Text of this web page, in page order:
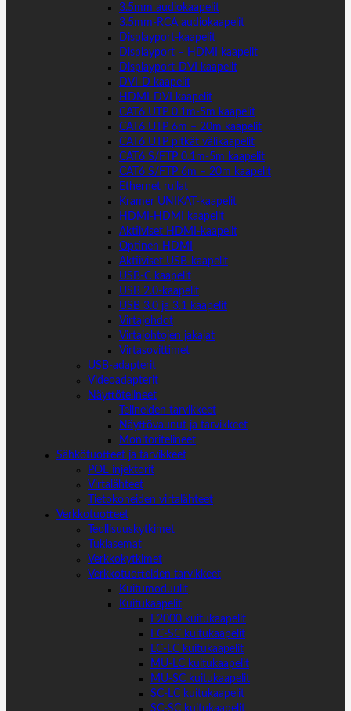
3.5mm audiokaapelit
3.5mm-RCA audiokaapelit
Displayport-kaapelit
Displayport – HDMI kaapelit
Displayport-DVI kaapelit
DVI-D kaapelit
HDMI-DVI kaapelit
CAT6 UTP 0.1m-5m kaapelit
CAT6 UTP 6m – 20m kaapelit
CAT6 UTP pitkät välikaapelit
CAT6 S/FTP 0.1m-5m kaapelit
CAT6 S/FTP 6m – 20m kaapelit
Ethernet rullat
Kramer UNIKAT-kaapelit
HDMI-HDMI kaapelit
Aktiiviset HDMI-kaapelit
Optinen HDMI
Aktiiviset USB-kaapelit
USB-C kaapelit
USB 2.0-kaapelit
USB 3.0 ja 3.1 kaapelit
Virtajohdot
Virtajohtojen jakajat
Virtasovittimet
USB-adapterit
Videoadapterit
Näyttötelineet
Telineiden tarvikkeet
Näyttövaunut ja tarvikkeet
Monitoritelineet
Sähkötuotteet ja tarvikkeet
POE injektorit
Virtalähteet
Tietokoneiden virtalähteet
Verkkotuotteet
Teollisuuskytkimet
Tukiasemat
Verkkokytkimet
Verkkotuotteiden tarvikkeet
Kuitumoduulit
Kuitukaapelit
E2000 kuitukaapelit
FC-SC kuitukaapelit
LC-LC kuitukaapelit
MU-LC kuitukaapelit
MU-SC kuitukaapelit
SC-LC kuitukaapelit